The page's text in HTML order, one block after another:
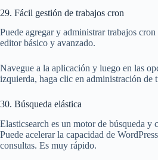
29. Fácil gestión de trabajos cron
Puede agregar y administrar trabajos
editor básico y avanzado.
Navegue a la aplicación y luego en las
izquierda, haga clic en administración de
30. Búsqueda elástica
Elasticsearch es un motor de búsqueda y
Puede acelerar la capacidad de
consultas. Es muy rápido.